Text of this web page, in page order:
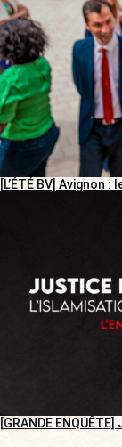
[L’ÉTÉ BV] Avignon
[GRANDE